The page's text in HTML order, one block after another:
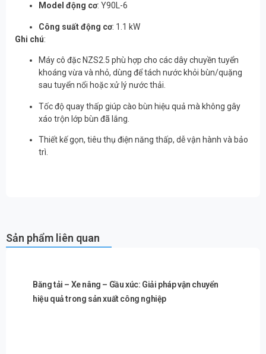
Model động cơ: Y90L-6
Công suất động cơ: 1.1 kW
Ghi chú:
Máy cô đặc NZS2.5 phù hợp cho các dây chuyền tuyển
khoáng vừa và nhỏ, dùng để tách nước khỏi bùn/quặng
sau tuyển nổi hoặc xử lý nước thải.
Tốc độ quay thấp giúp cào bùn hiệu quả mà không gây
xáo trộn lớp bùn đã lắng.
Thiết kế gọn, tiêu thụ điện năng thấp, dễ vận hành và bảo
trì.
Sản phẩm liên quan
Băng tải – Xe nâng – Gầu xúc: Giải pháp vận chuyển
hiệu quả trong sản xuất công nghiệp